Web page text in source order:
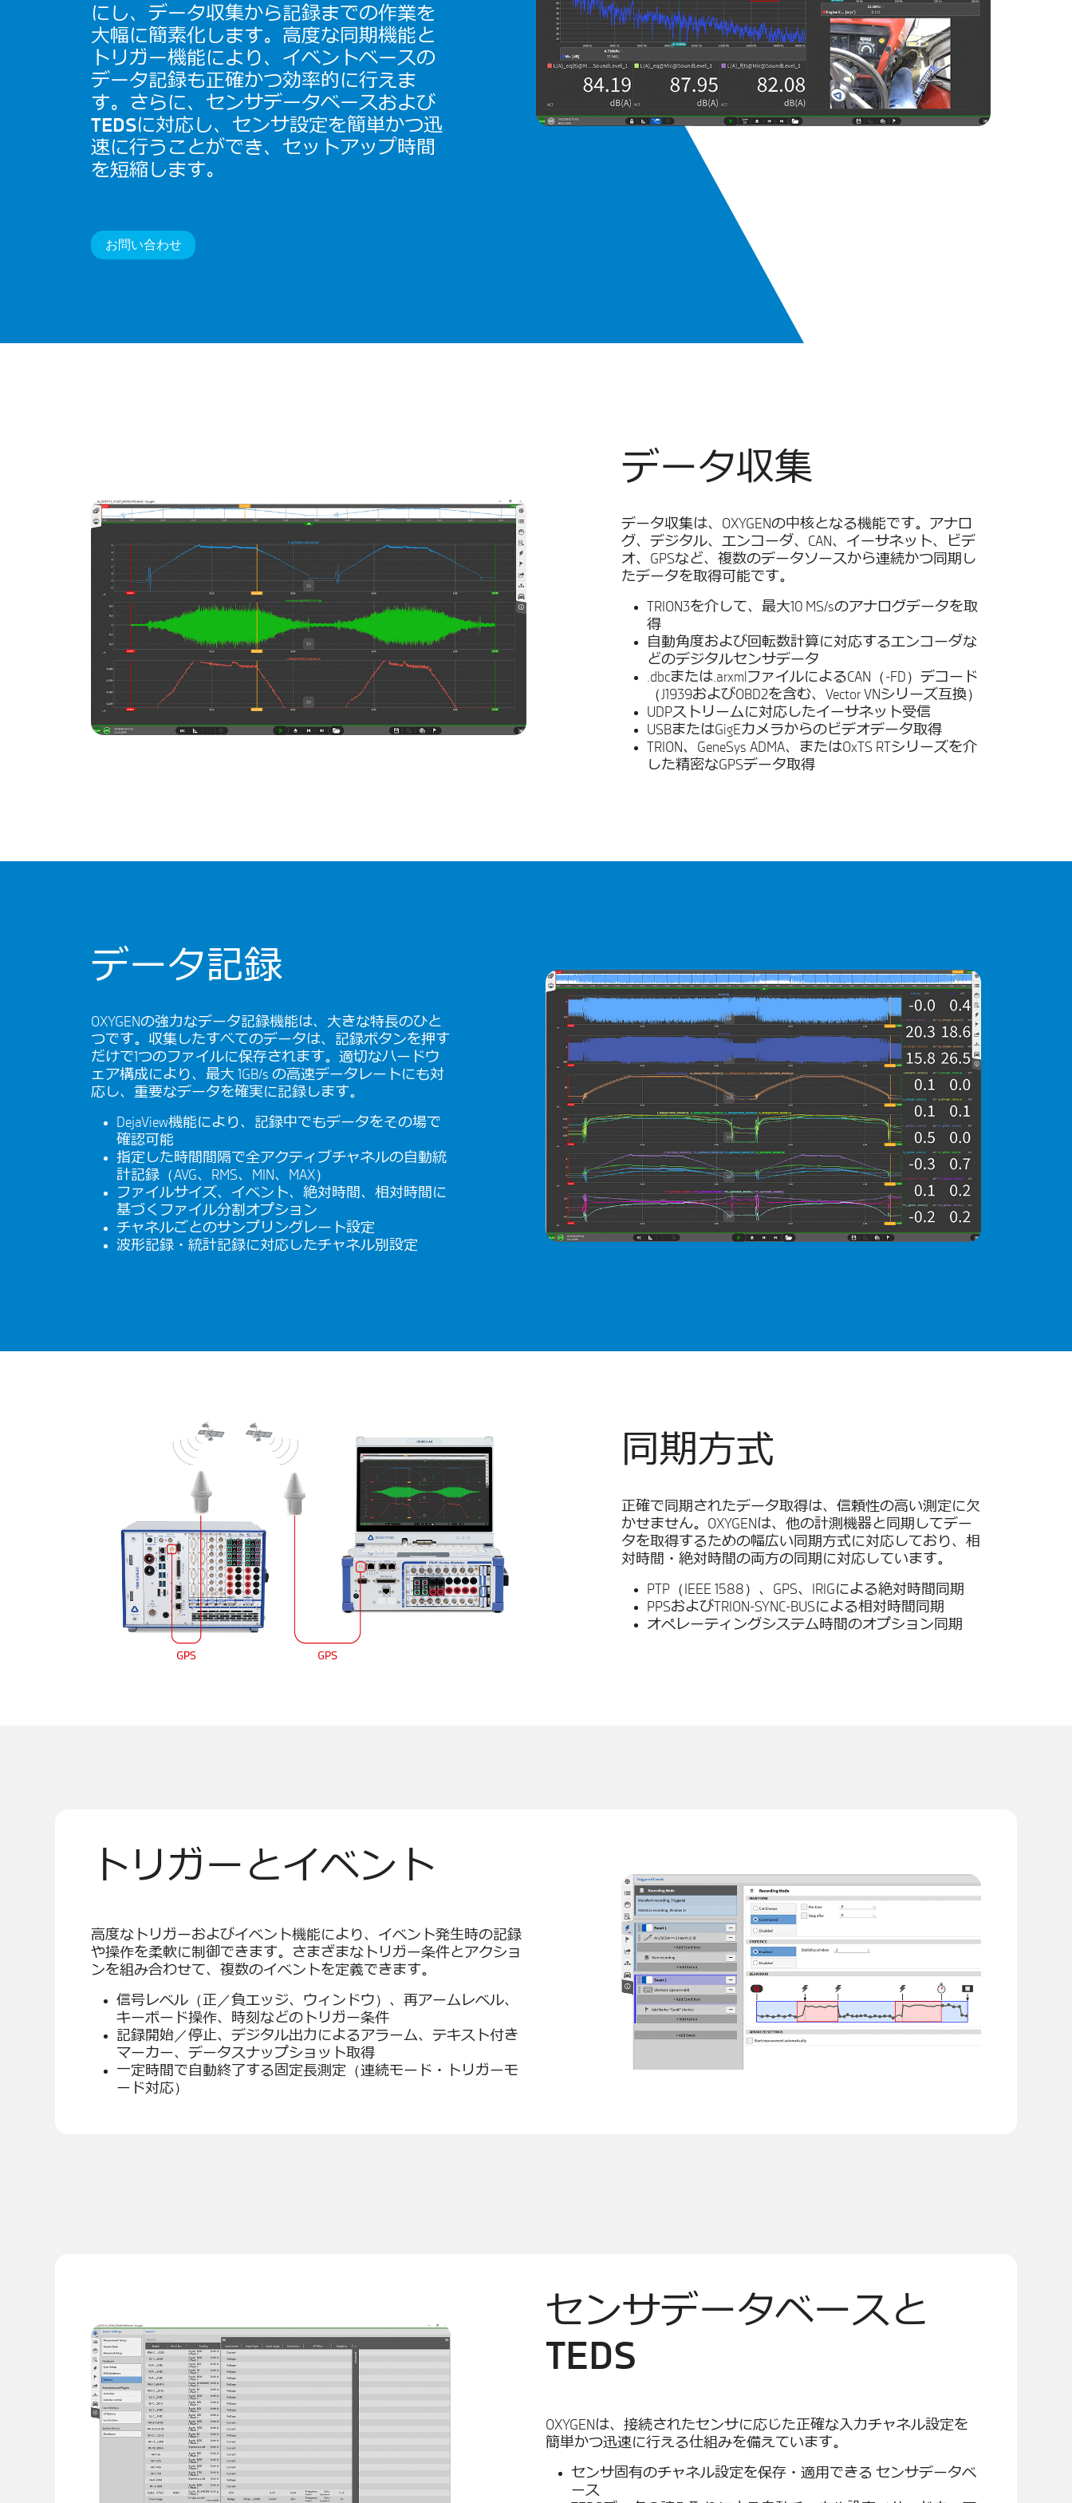
にし、データ収集から記録までの作業を
大幅に簡素化します。高度な同期機能と
トリガー機能により、イベントベースの
データ記録も正確かつ効率的に行えま
す。さらに、センサデータベースおよび
TEDSに対応し、センサ設定を簡単かつ迅
速に行うことができ、セットアップ時間
を短縮します。
お問い合わせ
データ収集
データ収集は、OXYGENの中核となる機能です。アナロ
グ、デジタル、エンコーダ、CAN、イーサネット、ビデ
オ、GPSなど、複数のデータソースから連続かつ同期し
たデータを取得可能です。
TRION3を介して、最大10 MS/sのアナログデータを取
得
自動角度および回転数計算に対応するエンコーダな
どのデジタルセンサデータ
.dbcまたは.arxmlファイルによるCAN（-FD）デコード
（J1939およびOBD2を含む、Vector VNシリーズ互換）
UDPストリームに対応したイーサネット受信
USBまたはGigEカメラからのビデオデータ取得
TRION、GeneSys ADMA、またはOxTS RTシリーズを介
した精密なGPSデータ取得
データ記録
OXYGENの強力なデータ記録機能は、大きな特長のひと
つです。収集したすべてのデータは、記録ボタンを押す
だけで1つのファイルに保存されます。適切なハードウ
ェア構成により、最大 1GB/s の高速データレートにも対
応し、重要なデータを確実に記録します。
DejaView機能により、記録中でもデータをその場で
確認可能
指定した時間間隔で全アクティブチャネルの自動統
計記録（AVG、RMS、MIN、MAX）
ファイルサイズ、イベント、絶対時間、相対時間に
基づくファイル分割オプション
チャネルごとのサンプリングレート設定
波形記録・統計記録に対応したチャネル別設定
同期方式
正確で同期されたデータ取得は、信頼性の高い測定に欠
かせません。OXYGENは、他の計測機器と同期してデー
タを取得するための幅広い同期方式に対応しており、相
対時間・絶対時間の両方の同期に対応しています。
PTP（IEEE 1588）、GPS、IRIGによる絶対時間同期
PPSおよびTRION-SYNC-BUSによる相対時間同期
オペレーティングシステム時間のオプション同期
トリガーとイベント
高度なトリガーおよびイベント機能により、イベント発生時の記録
や操作を柔軟に制御できます。さまざまなトリガー条件とアクショ
ンを組み合わせて、複数のイベントを定義できます。
信号レベル（正／負エッジ、ウィンドウ）、再アームレベル、
キーボード操作、時刻などのトリガー条件
記録開始／停止、デジタル出力によるアラーム、テキスト付き
マーカー、データスナップショット取得
一定時間で自動終了する固定長測定（連続モード・トリガーモ
ード対応）
センサデータベースと
TEDS
OXYGENは、接続されたセンサに応じた正確な入力チャネル設定を
簡単かつ迅速に行える仕組みを備えています。
センサ固有のチャネル設定を保存・適用できる センサデータベ
ース